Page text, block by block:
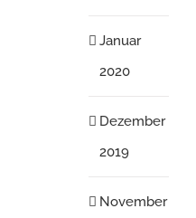
Januar
2020
Dezember
2019
November